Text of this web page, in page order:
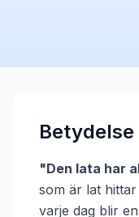
Betydelse
"Den lata har
som är lat
varje dag blir